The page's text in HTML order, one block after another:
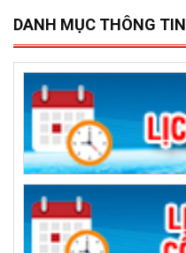
DANH MỤC THÔNG TIN